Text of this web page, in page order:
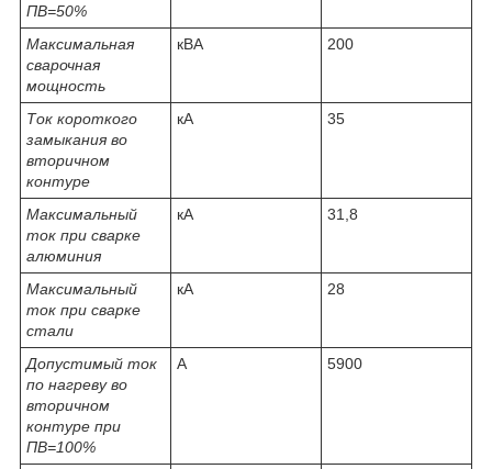
ПВ=50%
Максимальная
сварочная
мощность
кВА 200
Ток короткого
замыкания во
вторичном
контуре
кА 35
Максимальный
ток при сварке
алюминия
кА 31,8
Максимальный
ток при сварке
стали
кА 28
Допустимый ток
по нагреву во
вторичном
контуре при
ПВ=100%
А 5900